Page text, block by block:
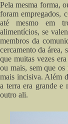
Pela mesma forma,
foram empregados,
até mesmo em
alimentícios, se
membros da
cercamento da área,
que muitas vezes
ou mais, sem que os
mais incisiva. Além
a terra era grande e
outro ali.